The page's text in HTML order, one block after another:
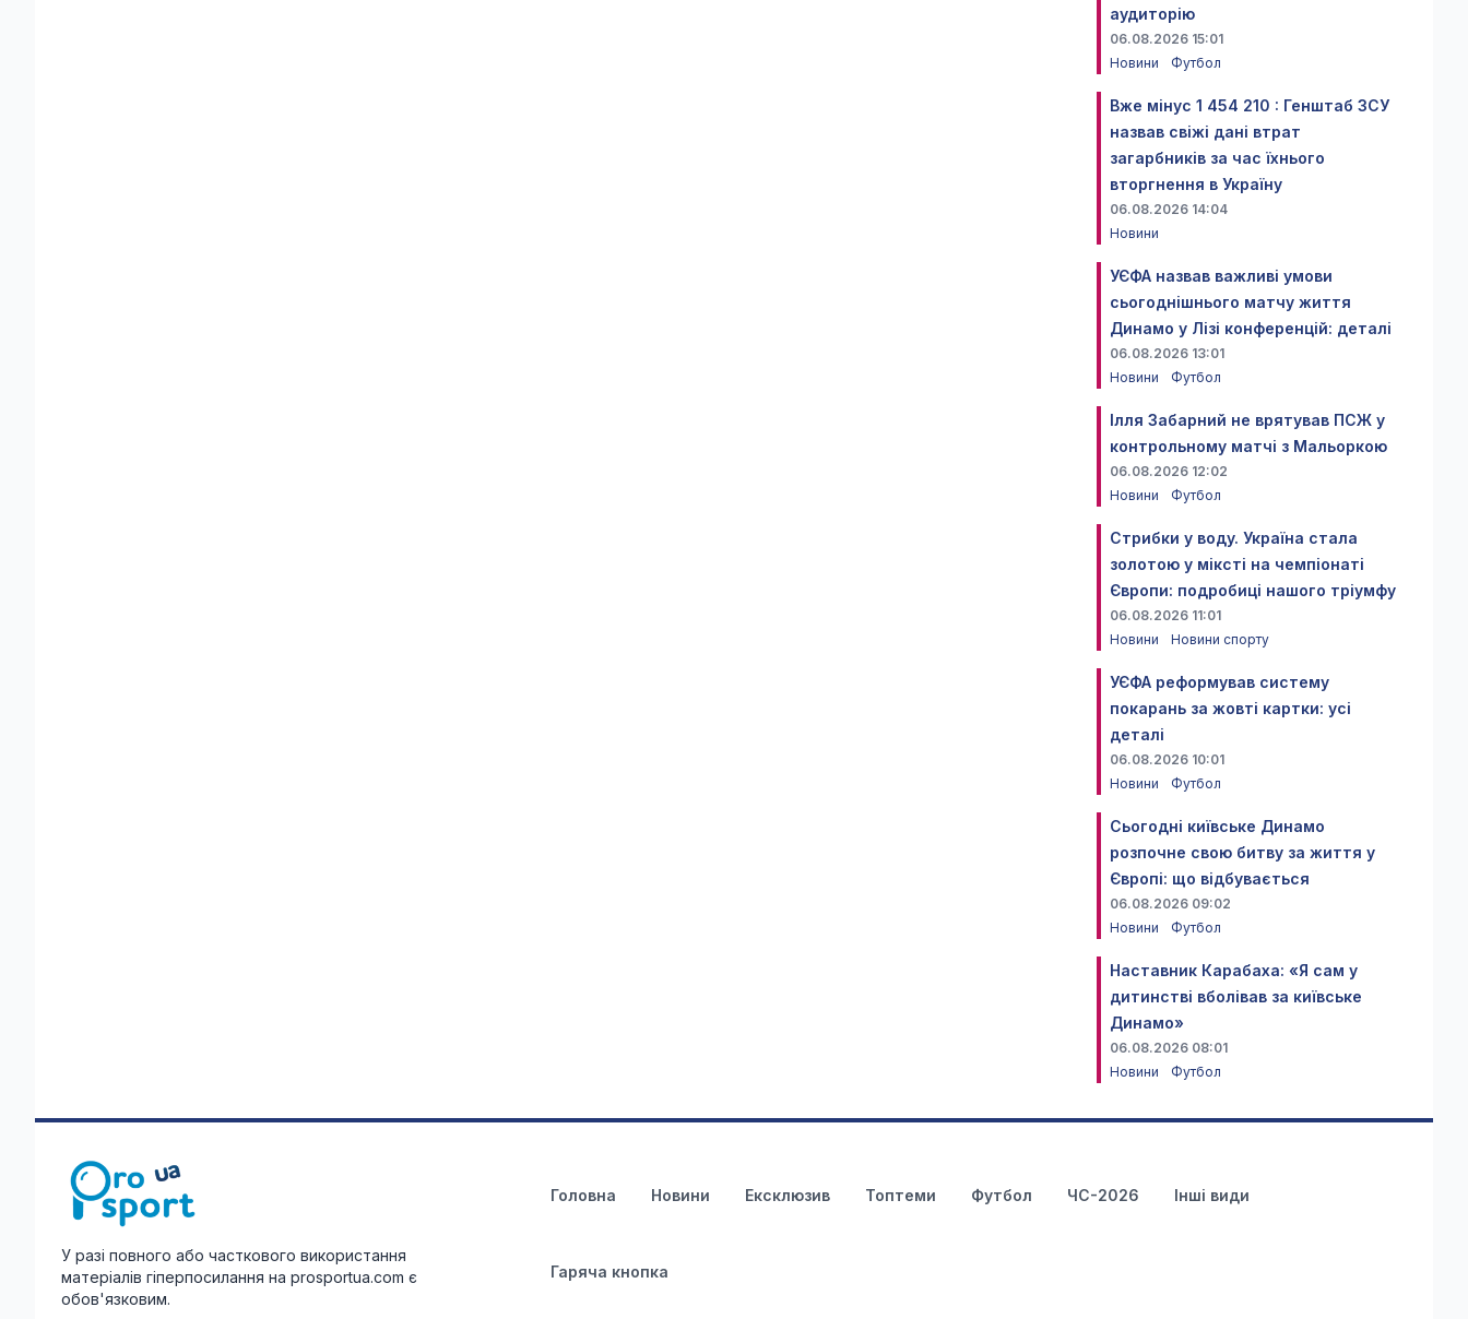
аудиторію
06.08.2026 15:01
Новини
Футбол
Вже мінус 1 454 210 : Генштаб ЗСУ
назвав свіжі дані втрат
загарбників за час їхнього
вторгнення в Україну
06.08.2026 14:04
Новини
УЄФА назвав важливі умови
сьогоднішнього матчу життя
Динамо у Лізі конференцій: деталі
06.08.2026 13:01
Новини
Футбол
Ілля Забарний не врятував ПСЖ у
контрольному матчі з Мальоркою
06.08.2026 12:02
Новини
Футбол
Стрибки у воду. Україна стала
золотою у міксті на чемпіонаті
Європи: подробиці нашого тріумфу
06.08.2026 11:01
Новини
Новини спорту
УЄФА реформував систему
покарань за жовті картки: усі
деталі
06.08.2026 10:01
Новини
Футбол
Сьогодні київське Динамо
розпочне свою битву за життя у
Європі: що відбувається
06.08.2026 09:02
Новини
Футбол
Наставник Карабаха: «Я сам у
дитинстві вболівав за київське
Динамо»
06.08.2026 08:01
Новини
Футбол
У разі повного або часткового використання
матеріалів гіперпосилання на prosportua.com є
обов'язковим.
Головна Новини Ексклюзив Топтеми Футбол ЧС-2026 Інші види
Гаряча кнопка